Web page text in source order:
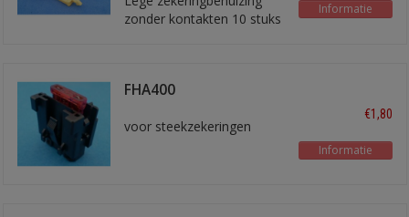
zonder kontakten 10 stuks
Informatie
FHA400
voor steekzekeringen
€1,80
Informatie